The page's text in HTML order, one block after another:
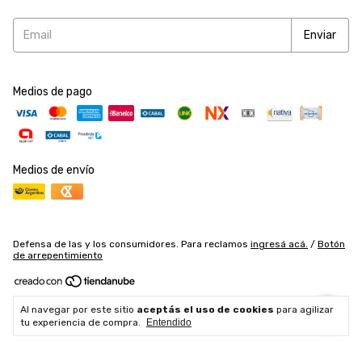
Al navegar por este sitio aceptás el uso de cookies para agilizar
tu experiencia de compra.
Entendido
Medios de pago
Medios de envío
Defensa de las y los consumidores. Para reclamos ingresá acá. / Botón
de arrepentimiento
Copyright Accesorios y Herramientas SRL - 2026. Todos los derechos
reservados.